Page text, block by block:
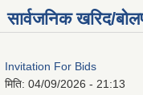
सार्वजनिक खरिद/
Invitation For Bids
मिति: 04/09/2026 - 21:13